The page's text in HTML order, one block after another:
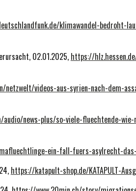
klimawandel-bedroht-
02.01.2025, https://
netzwelt/videos-aus-syrien-nach-dem-
news-plus/so-viele-fluechtende-
ein-fall-fuers-asylrecht-
https://katapult-shop.de/KATAPULT-